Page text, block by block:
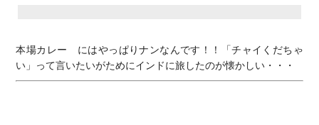
本場カレー にはやっぱりナンなんです！！「チャイくだちゃ
い」って言いたいがためにインドに旅したのが懐かしい・・・